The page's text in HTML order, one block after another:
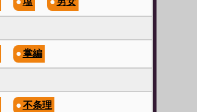
掌編
不条理